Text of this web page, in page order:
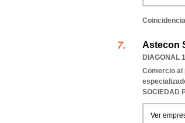
Astecon
DIAGONAL
Comercio al
SOCIEDAD
Ver